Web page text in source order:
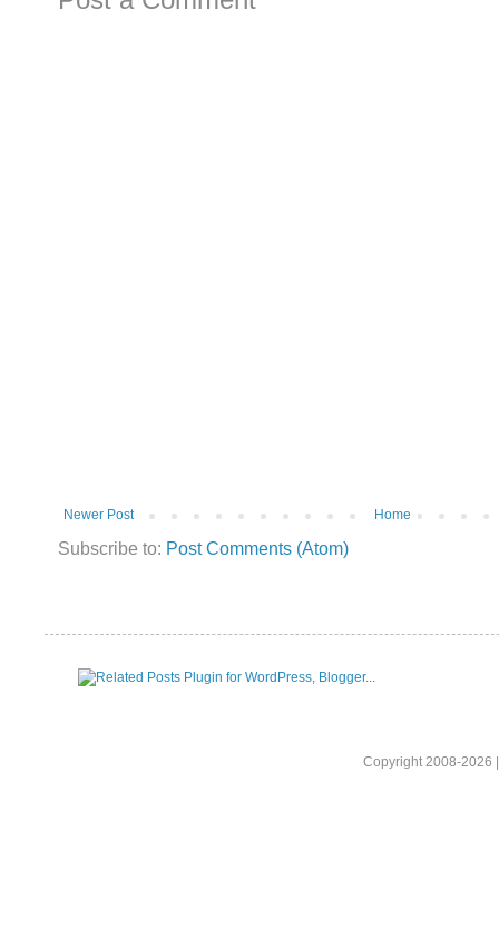
Newer Post Home
Subscribe to: Post Comments (Atom)
Copyright 2008-2026